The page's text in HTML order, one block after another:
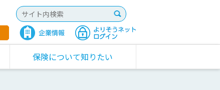
保険について知りたい